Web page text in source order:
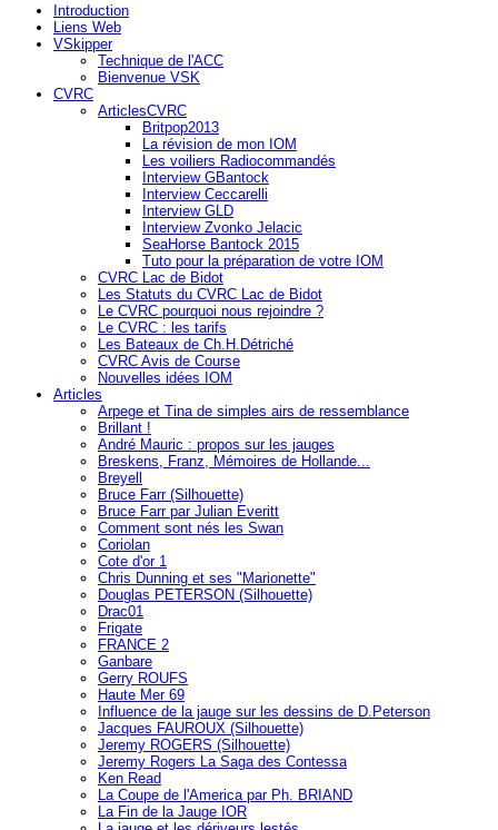
Introduction
Liens Web
VSkipper
Technique de l'ACC
Bienvenue VSK
CVRC
ArticlesCVRC
Britpop2013
La révision de mon IOM
Les voiliers Radiocommandés
Interview GBantock
Interview Ceccarelli
Interview GLD
Interview Zvonko Jelacic
SeaHorse Bantock 2015
Tuto pour la préparation de votre IOM
CVRC Lac de Bidot
Les Statuts du CVRC Lac de Bidot
Le CVRC pourquoi nous rejoindre ?
Le CVRC : les tarifs
Les Bateaux de Ch.H.Détriché
CVRC Avis de Course
Nouvelles idées IOM
Articles
Arpege et Tina de simples airs de ressemblance
Brillant !
André Mauric : propos sur les jauges
Breskens, Franz, Mémoires de Hollande...
Breyell
Bruce Farr (Silhouette)
Bruce Farr par Julian Everitt
Comment sont nés les Swan
Coriolan
Cote d'or 1
Chris Dunning et ses "Marionette"
Douglas PETERSON (Silhouette)
Drac01
Frigate
FRANCE 2
Ganbare
Gerry ROUFS
Haute Mer 69
Influence de la jauge sur les dessins de D.Peterson
Jacques FAUROUX (Silhouette)
Jeremy ROGERS (Silhouette)
Jeremy Rogers La Saga des Contessa
Ken Read
La Coupe de l'America par Ph. BRIAND
La Fin de la Jauge IOR